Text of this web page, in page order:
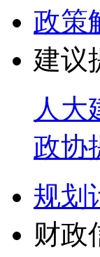
政策
建议
人大
政协
规划
财